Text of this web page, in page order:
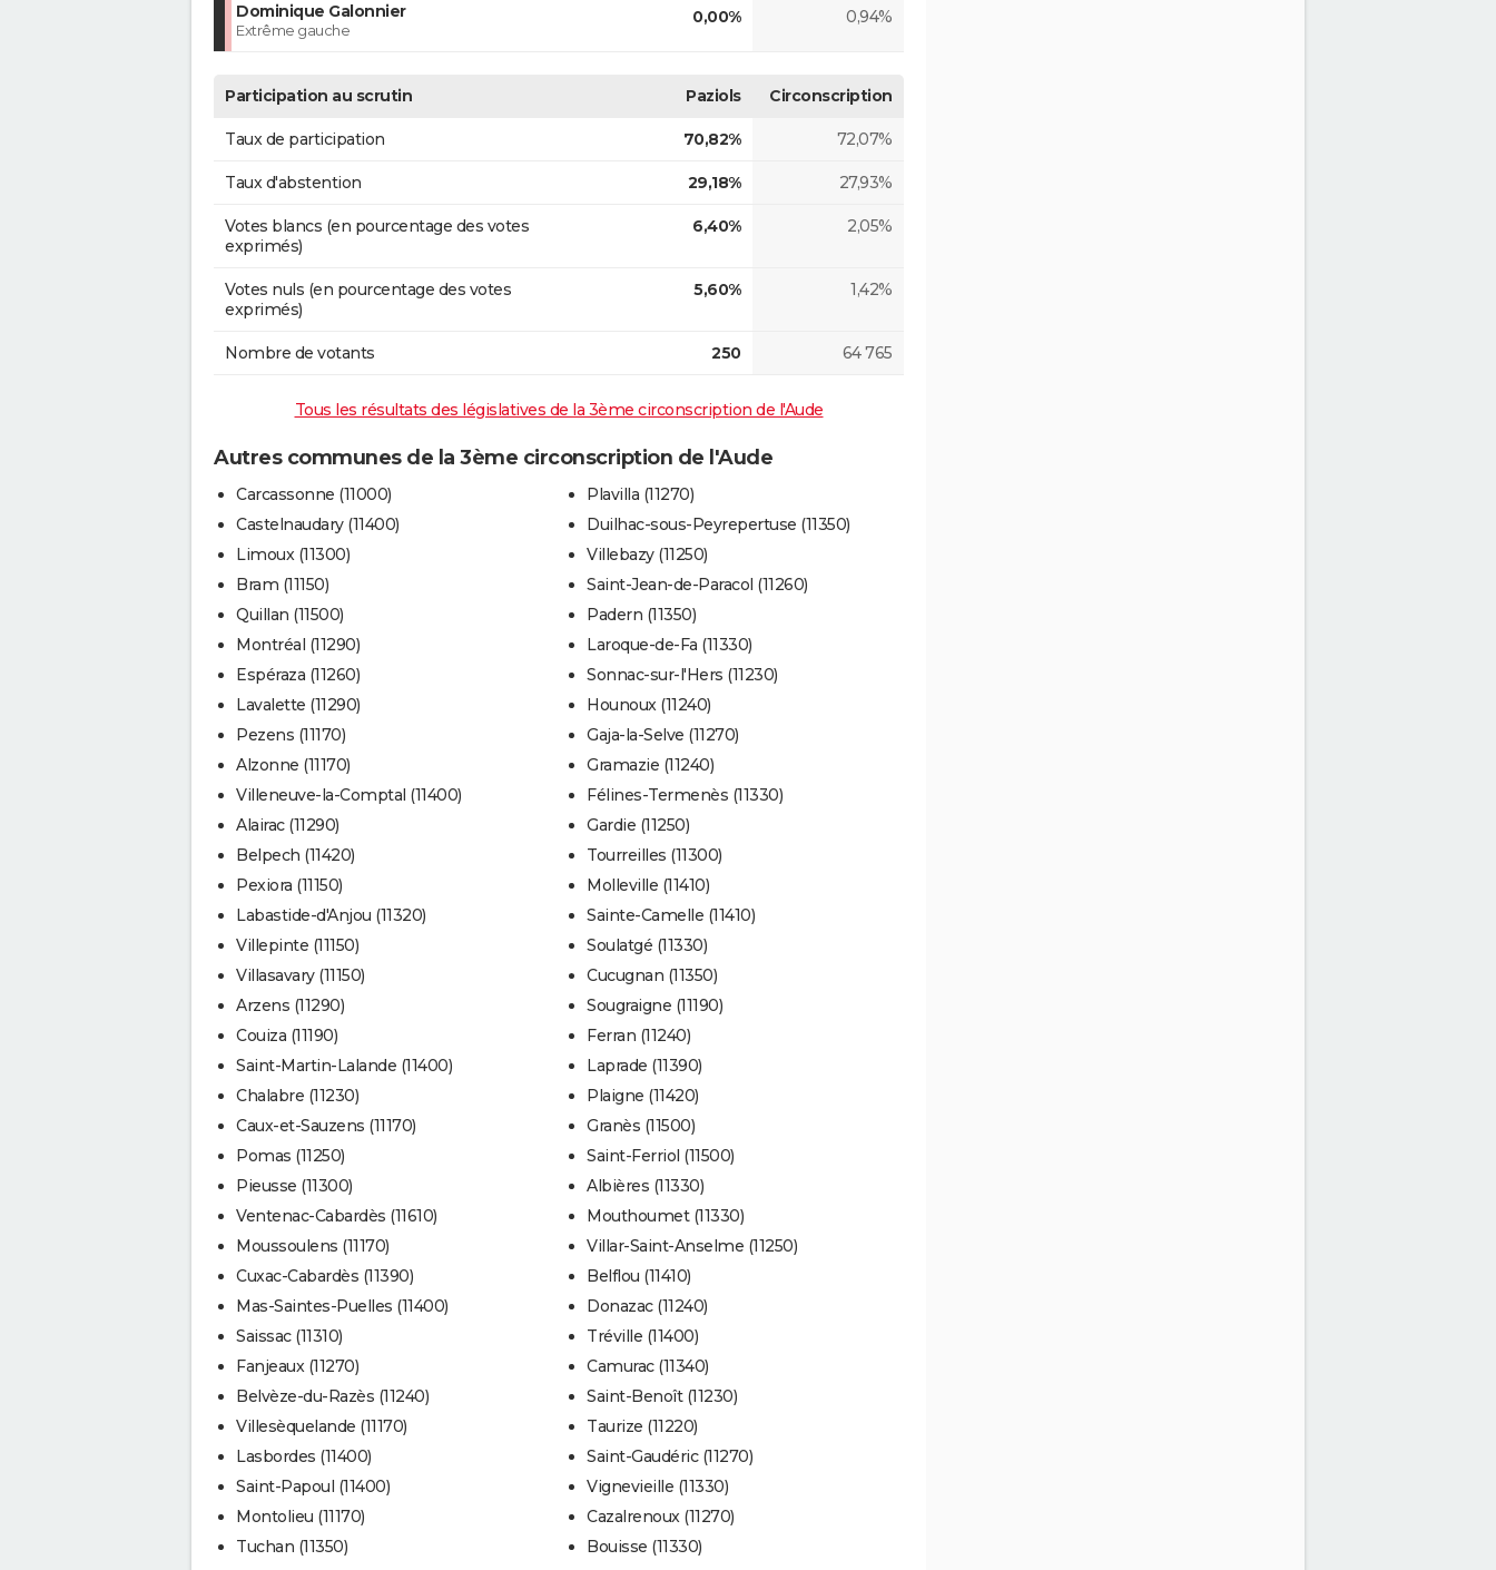
Dominique Galonnier
Extrême gauche
0,00% 0,94%
Participation au scrutin Paziols Circonscription
Taux de participation 70,82% 72,07%
Taux d'abstention 29,18% 27,93%
Votes blancs (en pourcentage des votes
exprimés)
6,40% 2,05%
Votes nuls (en pourcentage des votes
exprimés)
5,60% 1,42%
Nombre de votants 250 64 765
Tous les résultats des législatives de la 3ème circonscription de l'Aude
Autres communes de la 3ème circonscription de l'Aude
Carcassonne (11000)
Castelnaudary (11400)
Limoux (11300)
Bram (11150)
Quillan (11500)
Montréal (11290)
Espéraza (11260)
Lavalette (11290)
Pezens (11170)
Alzonne (11170)
Villeneuve-la-Comptal (11400)
Alairac (11290)
Belpech (11420)
Pexiora (11150)
Labastide-d'Anjou (11320)
Villepinte (11150)
Villasavary (11150)
Arzens (11290)
Couiza (11190)
Saint-Martin-Lalande (11400)
Chalabre (11230)
Caux-et-Sauzens (11170)
Pomas (11250)
Pieusse (11300)
Ventenac-Cabardès (11610)
Moussoulens (11170)
Cuxac-Cabardès (11390)
Mas-Saintes-Puelles (11400)
Saissac (11310)
Fanjeaux (11270)
Belvèze-du-Razès (11240)
Villesèquelande (11170)
Lasbordes (11400)
Saint-Papoul (11400)
Montolieu (11170)
Tuchan (11350)
Plavilla (11270)
Duilhac-sous-Peyrepertuse (11350)
Villebazy (11250)
Saint-Jean-de-Paracol (11260)
Padern (11350)
Laroque-de-Fa (11330)
Sonnac-sur-l'Hers (11230)
Hounoux (11240)
Gaja-la-Selve (11270)
Gramazie (11240)
Félines-Termenès (11330)
Gardie (11250)
Tourreilles (11300)
Molleville (11410)
Sainte-Camelle (11410)
Soulatgé (11330)
Cucugnan (11350)
Sougraigne (11190)
Ferran (11240)
Laprade (11390)
Plaigne (11420)
Granès (11500)
Saint-Ferriol (11500)
Albières (11330)
Mouthoumet (11330)
Villar-Saint-Anselme (11250)
Belflou (11410)
Donazac (11240)
Tréville (11400)
Camurac (11340)
Saint-Benoît (11230)
Taurize (11220)
Saint-Gaudéric (11270)
Vignevieille (11330)
Cazalrenoux (11270)
Bouisse (11330)